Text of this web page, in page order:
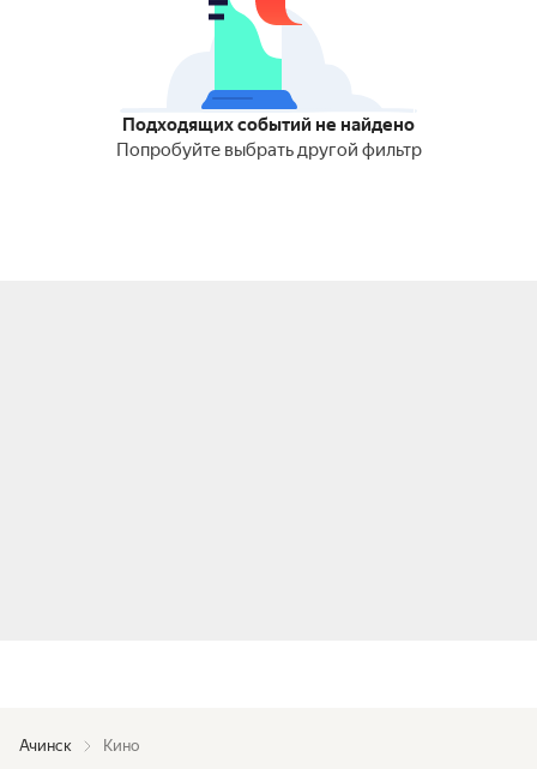
Подходящих событий не найдено
Попробуйте выбрать другой фильтр
Ачинск Кино